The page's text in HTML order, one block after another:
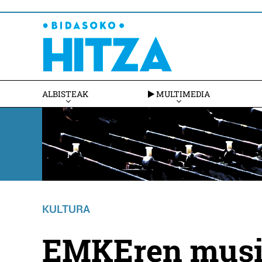
ALBISTEAK MULTIMEDIA
KULTURA
EMKEren